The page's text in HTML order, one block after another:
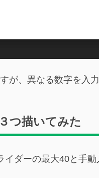
が、異なる数字を入
つ描いてみた
ダーの最大40と手動